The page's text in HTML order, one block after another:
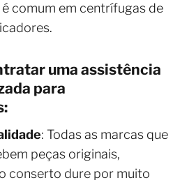
comum em centrífugas de
uma assistência
para
: Todas as marcas que
peças originais,
conserto dure por muito